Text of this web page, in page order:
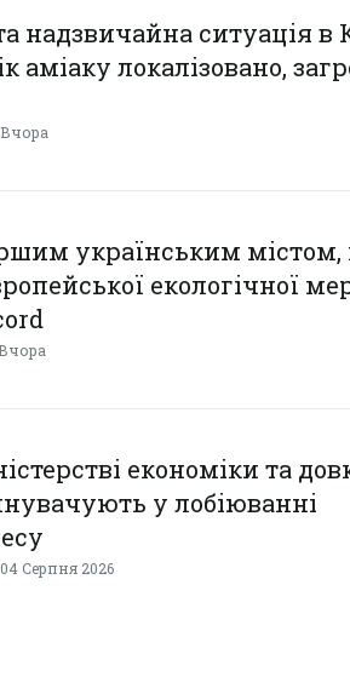
надзвичайна ситуація в
аміаку локалізовано,
Вчора
українським
екологічної
Вчора
економіки та
у лобіюванні
04 Серпня 2026